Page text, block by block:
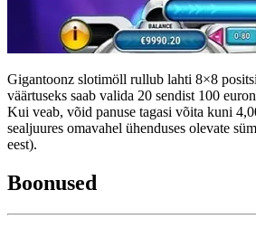
Gigantoonz slotimöll rullub lahti 8×8
väärtuseks saab valida 20 sendist 100
Kui veab, võid panuse tagasi võita kuni
sealjuures omavahel ühenduses olevate
eest).
Boonused